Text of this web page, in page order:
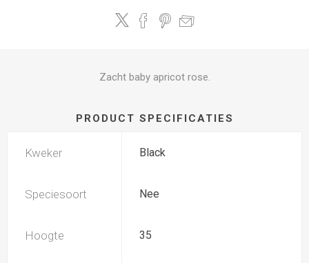
Zacht baby apricot rose.
PRODUCT SPECIFICATIES
Kweker Black
Speciesoort Nee
Hoogte 35